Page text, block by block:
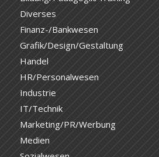
Diverses
Finanz-/Bankwesen
Grafik/Design/Gestaltung
Handel
HR/Personalwesen
Industrie
IT/Technik
Marketing/PR/Werbung
Medien